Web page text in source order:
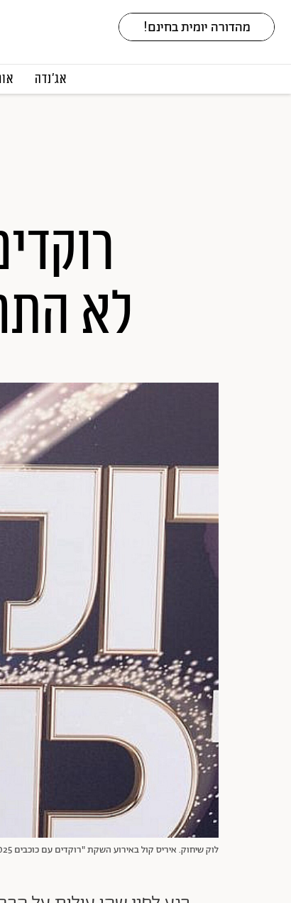
אג׳נדה
לא
לוק שיחוק. איריס קול באירוע השקת "רוקדים עם כוכבים 2025" | צילום: נדב צור